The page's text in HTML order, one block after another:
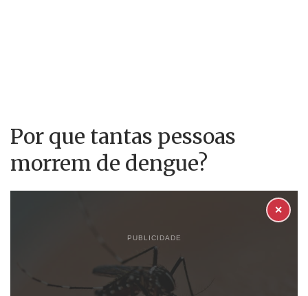
Por que tantas pessoas
morrem de dengue?
PUBLICIDADE
✕